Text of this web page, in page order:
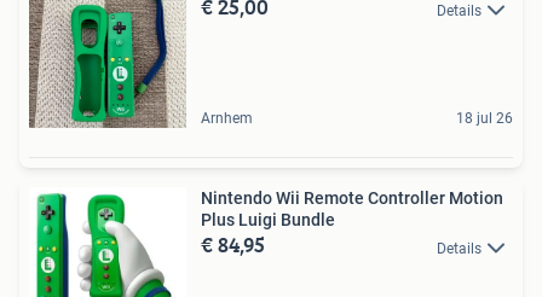
€ 25,00 Details
Arnhem 18 jul 26
Nintendo Wii Remote Controller Motion
Plus Luigi Bundle
€ 84,95 Details